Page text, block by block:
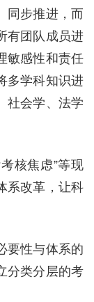
同步推进，而
有团队成员进
敏感性和责任
多学科知识进
社会学、法学
核焦虑”等现
系改革，让科
要性与体系的
分类分层的考